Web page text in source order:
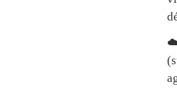
☁️